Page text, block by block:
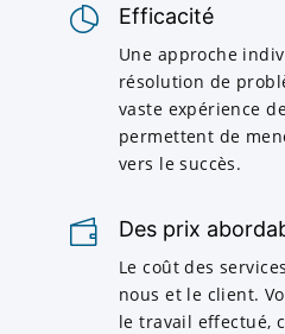
Efficacité
Une approche
résolution de
vaste expérience
permettent de
vers le succès.
Des prix
Le coût des
nous et le client.
le travail effectué,